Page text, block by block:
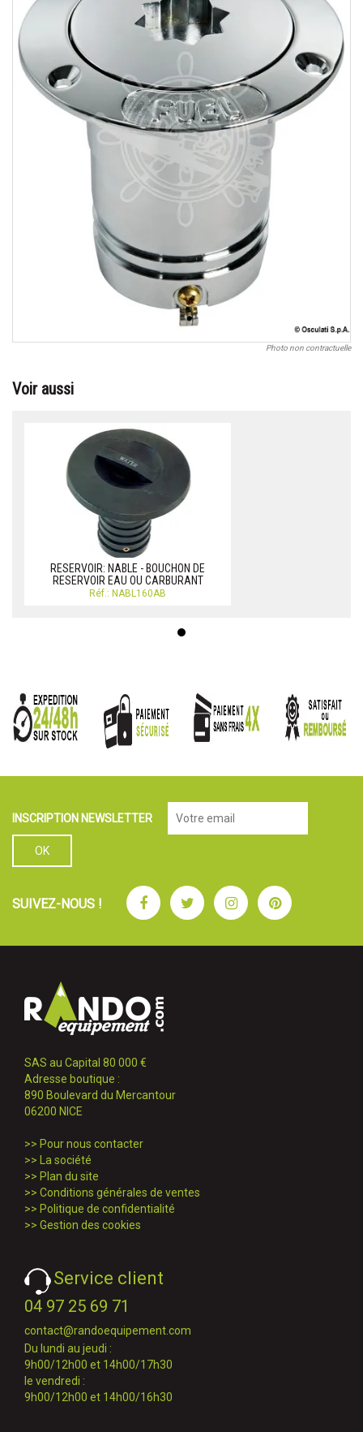
Photo non contractuelle
Voir aussi
RESERVOIR: NABLE - BOUCHON DE
RESERVOIR EAU OU CARBURANT
Réf.: NABL160AB
INSCRIPTION NEWSLETTER
SUIVEZ-NOUS ! FacebookTwitterInstagramPinterest
SAS au Capital 80 000 €
Adresse boutique :
890 Boulevard du Mercantour
06200 NICE
>> Pour nous contacter
>>
La société
>> Plan du site
>> Conditions générales de ventes
>> Politique de confidentialité
>> Gestion des cookies
Service client
04 97 25 69 71
contact@randoequipement.com
Du lundi au jeudi :
9h00/12h00 et 14h00/17h30
le vendredi :
9h00/12h00 et 14h00/16h30